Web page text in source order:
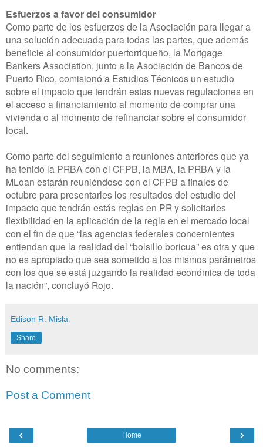
Esfuerzos a favor del consumidor
Como parte de los esfuerzos de la Asociación para llegar a
una solución adecuada para todas las partes, que además
beneficie al consumidor puertorriqueño, la Mortgage
Bankers Association, junto a la Asociación de Bancos de
Puerto Rico, comisionó a Estudios Técnicos un estudio
sobre el impacto que tendrán estas nuevas regulaciones en
el acceso a financiamiento al momento de comprar una
vivienda o al momento de refinanciar sobre el consumidor
local.
Como parte del seguimiento a reuniones anteriores que ya
ha tenido la PRBA con el CFPB, la MBA, la PRBA y la
MLoan estarán reuniéndose con el CFPB a finales de
octubre para presentarles los resultados del estudio del
impacto que tendrán estás reglas en PR y solicitarles
flexibilidad en la aplicación de la regla en el mercado local
con el fin de que “las agencias federales concernientes
entiendan que la realidad del “bolsillo boricua” es otra y que
no es apropiado que sea sometido a los mismos parámetros
con los que se está juzgando la realidad económica de toda
la nación”, concluyó Rojo.
Edison R. Misla
Share
No comments:
Post a Comment
‹ ›
Home